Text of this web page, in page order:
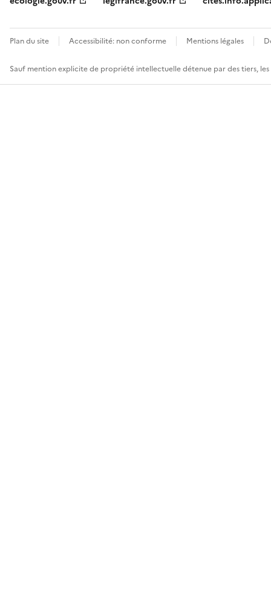
Plan du site Accessibilité: non conforme Mentions légales
Sauf mention explicite de propriété intellectuelle détenue par des tiers,